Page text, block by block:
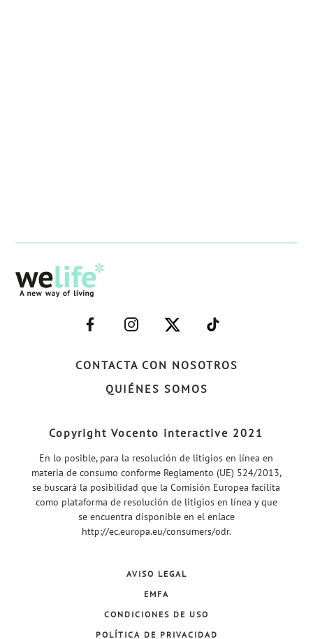
CONTACTA CON NOSOTROS
QUIÉNES SOMOS
–
FACEBOOK–
–
INSTAGRAM–
–
TWITTER–
–
WELIFE–
Copyright Vocento interactive 2021
En lo posible, para la resolución de litigios en línea en
materia de consumo conforme Reglamento (UE) 524/2013,
se buscará la posibilidad que la Comisión Europea facilita
como plataforma de resolución de litigios en línea y que
se encuentra disponible en el enlace
http://ec.europa.eu/consumers/odr.
AVISO LEGAL
EMFA
CONDICIONES DE USO
POLÍTICA DE PRIVACIDAD